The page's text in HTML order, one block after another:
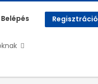
Belépés Regisztráció